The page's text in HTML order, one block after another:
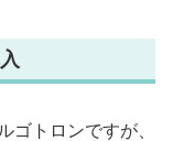
ゴトロンですが、